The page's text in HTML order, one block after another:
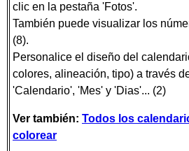
clic en la pestaña 'Fotos'.
También puede visualizar los
(8).
Personalice el diseño del
colores, alineación, tipo) a través
'Calendario', 'Mes' y 'Dias'... (2)
Ver también: Todos los
colorear